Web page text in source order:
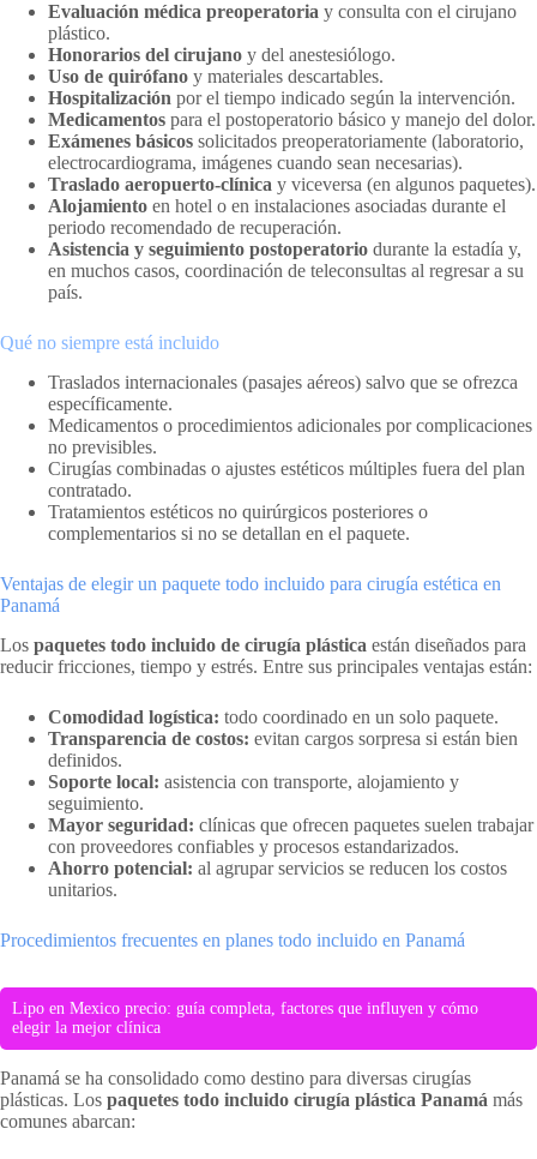
Evaluación médica preoperatoria y consulta con el cirujano
plástico.
Honorarios del cirujano y del anestesiólogo.
Uso de quirófano y materiales descartables.
Hospitalización por el tiempo indicado según la intervención.
Medicamentos para el postoperatorio básico y manejo del dolor.
Exámenes básicos solicitados preoperatoriamente (laboratorio,
electrocardiograma, imágenes cuando sean necesarias).
Traslado aeropuerto-clínica y viceversa (en algunos paquetes).
Alojamiento en hotel o en instalaciones asociadas durante el
periodo recomendado de recuperación.
Asistencia y seguimiento postoperatorio durante la estadía y,
en muchos casos, coordinación de teleconsultas al regresar a su
país.
Qué no siempre está incluido
Traslados internacionales (pasajes aéreos) salvo que se ofrezca
específicamente.
Medicamentos o procedimientos adicionales por complicaciones
no previsibles.
Cirugías combinadas o ajustes estéticos múltiples fuera del plan
contratado.
Tratamientos estéticos no quirúrgicos posteriores o
complementarios si no se detallan en el paquete.
Ventajas de elegir un paquete todo incluido para cirugía estética en
Panamá
Los paquetes todo incluido de cirugía plástica están diseñados para
reducir fricciones, tiempo y estrés. Entre sus principales ventajas están:
Comodidad logística: todo coordinado en un solo paquete.
Transparencia de costos: evitan cargos sorpresa si están bien
definidos.
Soporte local: asistencia con transporte, alojamiento y
seguimiento.
Mayor seguridad: clínicas que ofrecen paquetes suelen trabajar
con proveedores confiables y procesos estandarizados.
Ahorro potencial: al agrupar servicios se reducen los costos
unitarios.
Procedimientos frecuentes en planes todo incluido en Panamá
Lipo en Mexico precio: guía completa, factores que influyen y cómo
elegir la mejor clínica
Panamá se ha consolidado como destino para diversas cirugías
plásticas. Los paquetes todo incluido cirugía plástica Panamá más
comunes abarcan: